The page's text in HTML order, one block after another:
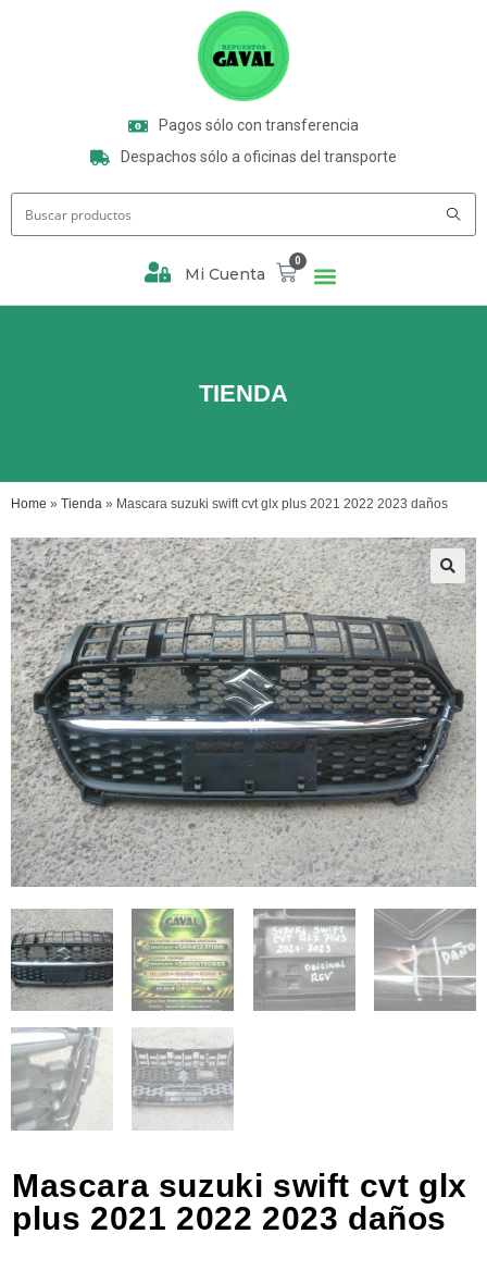
Pagos sólo con transferencia
Despachos sólo a oficinas del transporte
Mi Cuenta
0
TIENDA
Home » Tienda » Mascara suzuki swift cvt glx plus 2021 2022 2023 daños
Mascara suzuki swift cvt glx
plus 2021 2022 2023 daños